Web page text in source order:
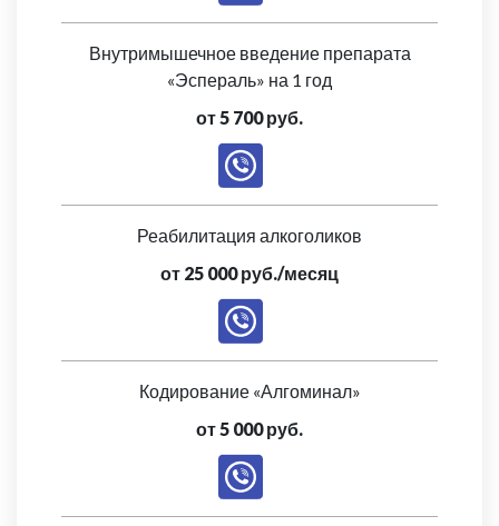
Внутримышечное введение препарата
«Эспераль» на 1 год
от 5 700 руб.
Реабилитация алкоголиков
от 25 000 руб./месяц
Кодирование «Алгоминал»
от 5 000 руб.